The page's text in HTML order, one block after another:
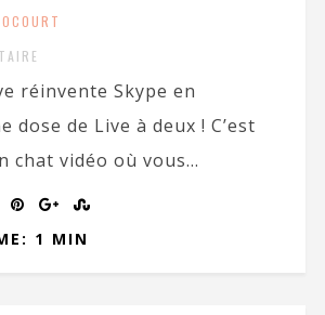
réinvente Skype en
dose de Live à deux ! C’est
chat vidéo où vous...
1 MIN